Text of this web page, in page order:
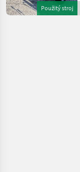
Použitý stroj